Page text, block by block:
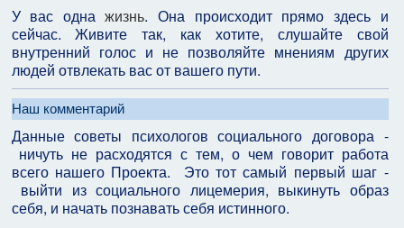
У вас однажизнь. Она происходит прямо здесь и
сейчас. Живите так, как хотите, слушайте свой
внутренний голос и не позволяйте мнениям других
людей отвлекать вас от вашего пути.
Наш комментарий
Данные советы психологов социального договора -
ничуть не расходятся с тем, о чем говорит работа
всего нашего Проекта. Это тот самый первый шаг -
выйти из социального лицемерия, выкинуть образ
себя, и начать познавать себя истинного.